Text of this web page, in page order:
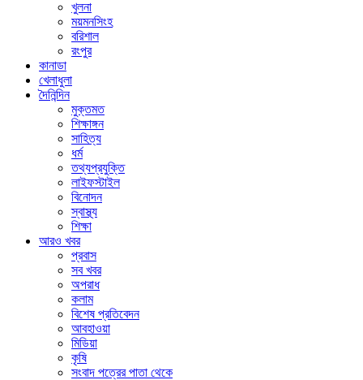
খুলনা
ময়মনসিংহ
বরিশাল
রংপুর
কানাডা
খেলাধুলা
দৈনিন্দিন
মুক্তমত
শিক্ষাঙ্গন
সাহিত্য
ধর্ম
তথ্যপ্রযুক্তি
লাইফস্টাইল
বিনোদন
স্বাস্থ্য
শিক্ষা
আরও খবর
প্রবাস
সব খবর
অপরাধ
কলাম
বিশেষ প্রতিবেদন
আবহাওয়া
মিডিয়া
কৃষি
সংবাদ পত্রের পাতা থেকে